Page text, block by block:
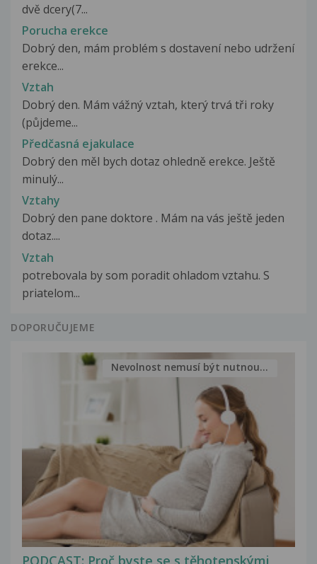
dvě dcery(7...
Porucha erekce
Dobrý den, mám problém s dostavení nebo udržení
erekce...
Vztah
Dobrý den. Mám vážný vztah, který trvá tři roky
(půjdeme...
Předčasná ejakulace
Dobrý den měl bych dotaz ohledně erekce. Ještě
minulý...
Vztahy
Dobrý den pane doktore . Mám na vás ještě jeden
dotaz....
Vztah
potrebovala by som poradit ohladom vztahu. S
priatelom...
DOPORUČUJEME
Nevolnost nemusí být nutnou...